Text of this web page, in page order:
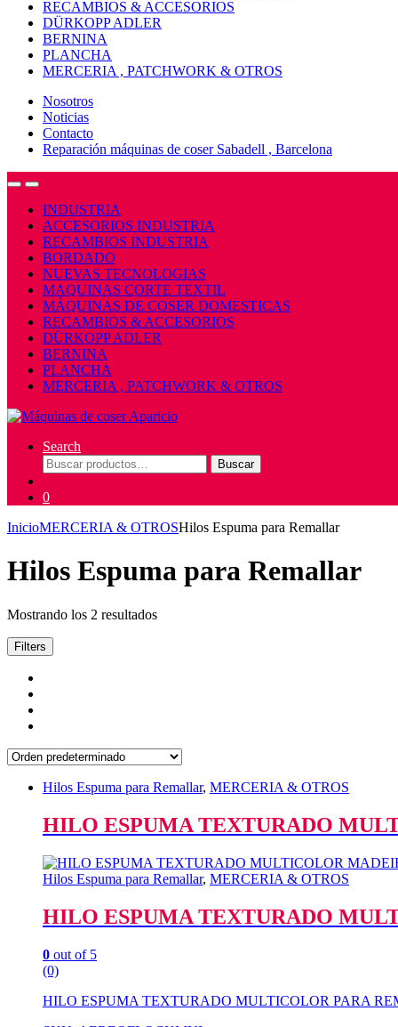
RECAMBIOS & ACCESORIOS
DÜRKOPP ADLER
BERNINA
PLANCHA
MERCERIA , PATCHWORK & OTROS
Nosotros
Noticias
Contacto
Reparación máquinas de coser Sabadell , Barcelona
OpenClose
INDUSTRIA
ACCESORIOS INDUSTRIA
RECAMBIOS INDUSTRIA
BORDADO
NUEVAS TECNOLOGIAS
MAQUINAS CORTE TEXTIL
MÁQUINAS DE COSER DOMESTICAS
RECAMBIOS & ACCESORIOS
DÜRKOPP ADLER
BERNINA
PLANCHA
MERCERIA , PATCHWORK & OTROS
Search
Buscar
por:
Buscar
0
InicioMERCERIA & OTROSHilos Espuma para Remallar
Hilos Espuma para Remallar
Mostrando los 2 resultados
Filters
Hilos Espuma para Remallar, MERCERIA & OTROS
HILO ESPUMA TEXTURADO
Hilos Espuma para Remallar, MERCERIA & OTROS
HILO ESPUMA TEXTURADO
0 out of 5
(0)
HILO ESPUMA TEXTURADO MULTICOLOR PARA